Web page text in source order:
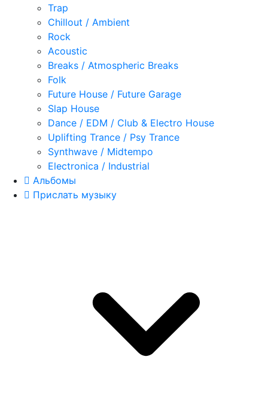
Trap
Chillout / Ambient
Rock
Acoustic
Breaks / Atmospheric Breaks
Folk
Future House / Future Garage
Slap House
Dance / EDM / Club & Electro House
Uplifting Trance / Psy Trance
Synthwave / Midtempo
Electronica / Industrial
Альбомы
Прислать музыку